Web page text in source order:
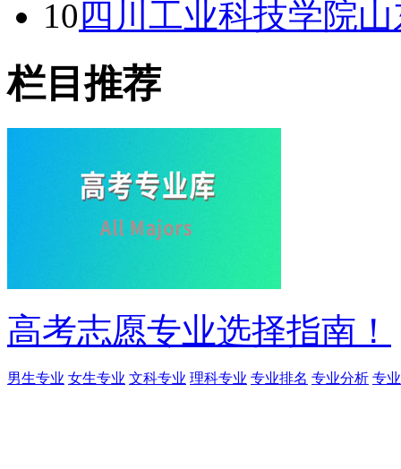
10 四川工业科技学院
栏目推荐
高考志愿专业选择指南！
男生专业 女生专业 文科专业 理科专业 专业排名 专业分析 专